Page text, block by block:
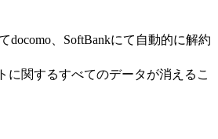
docomo、SoftBankにて自動的に解約
に関するすべてのデータが消えるこ